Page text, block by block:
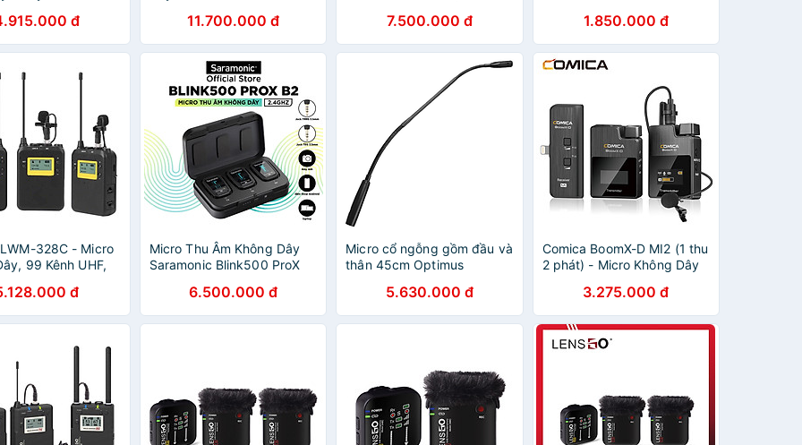
đ
Sóng Chuyên Nghiệp -
Quay Video/ Phỏng Vấn -
Hàng Chính Hãng
11.700.000 đ
Livestream/ Quay video/
Podcast -Hàng Chính Hãng
7.500.000 đ
Thiết bị IOS - Livestream/
Phỏng Vấn/ Quay Video/
Podcast - Hàng Chính Hãng
1.850.000 đ
328C - Micro
99 Kênh UHF,
Hãng
đ
Micro Thu Âm Không Dây
Saramonic Blink500 ProX
Độ Trễ 8ms - Hàng Chính
Hãng
6.500.000 đ
Micro cổ ngỗng gồm đầu và
thân 45cm Optimus
5.630.000 đ
Comica BoomX-D MI2 (1 thu
2 phát) - Micro Không Dây
Các Thiết Bị iPhone, iPad,
iPod - Hàng chính hãng
3.275.000 đ